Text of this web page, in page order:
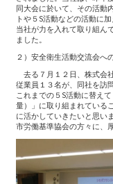
同大会に於いて、その活動
トや５S活動などの活動に
当社が力を入れて取り組ん
ました。
２）安全衛生活動交流会へ
去る７月１２日、株式会
従業員１３名が、同社を訪
これまでの５S活動に替え
量）」に取り組まれている
に活かしていきたいと思い
市労働基準協会の方々に、